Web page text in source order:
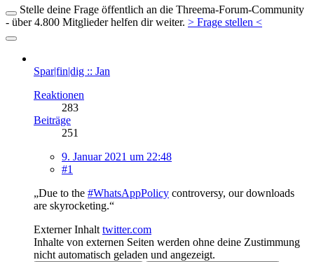
Stelle deine Frage öffentlich an die Threema-Forum-Community
- über 4.800 Mitglieder helfen dir weiter. > Frage stellen <
Spar|fin|dig :: Jan
Reaktionen
283
Beiträge
251
9. Januar 2021 um 22:48
#1
„Due to the #WhatsAppPolicy controversy, our downloads
are skyrocketing.“
Externer Inhalt twitter.com
Inhalte von externen Seiten werden ohne deine Zustimmung
nicht automatisch geladen und angezeigt.